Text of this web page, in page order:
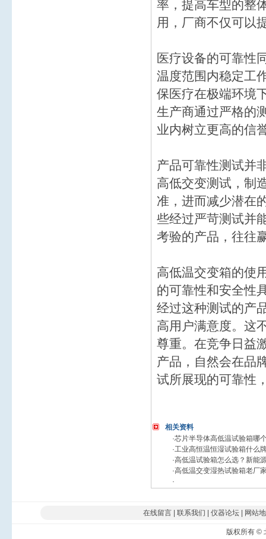
率，提高车型的整
用，厂商不仅可以
医疗设备的可靠性
温度范围内稳定工
保医疗在极端环境
生产商通过严格的
业内树立更高的信
产品可靠性测试并
高低交变测试，制
准，进而减少潜在
些经过严苛测试并
考验的产品，往往
高低温交变箱的使
的可靠性和安全性
经过这种测试的产
高用户满意度。这
尊重。在竞争日益
产品，自然会在品
试所展现的可靠性
相关资料
·芯片半导体高低温试验箱哪
·工业高恒温恒湿试验箱什么
·高低温试验箱怎么选？新能
·高低温交变湿热试验箱老厂
·
在线留言 联系我们 仪器论坛 网站
版权所有©